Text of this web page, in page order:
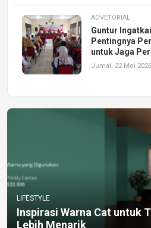
ADVETORIAL
Guntur
Pentingnya
untuk Jaga
Jumat, 22 Mei 2026
LIFESTYLE
Inspirasi Warna Cat untuk
Lebih Menarik